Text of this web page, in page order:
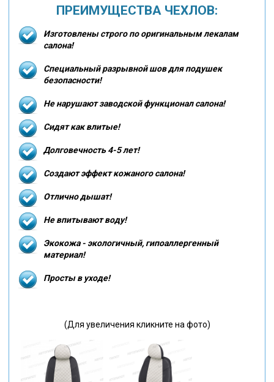
ПРЕИМУЩЕСТВА ЧЕХЛОВ:
Изготовлены строго по оригинальным лекалам
салона!
Специальный разрывной шов для подушек
безопасности!
Не нарушают заводской функционал салона!
Сидят как влитые!
Долговечность 4-5 лет!
Создают эффект кожаного салона!
Отлично дышат!
Не впитывают воду!
Экокожа - экологичный, гипоаллергенный
материал!
Просты в уходе!
(Для увеличения кликните на фото)